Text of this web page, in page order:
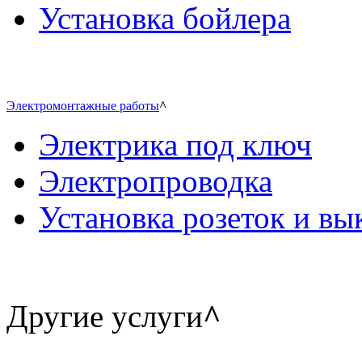
Установка бойлера
Электромонтажные работы^
Электрика под ключ
Электропроводка
Установка розеток и
Другие услуги^